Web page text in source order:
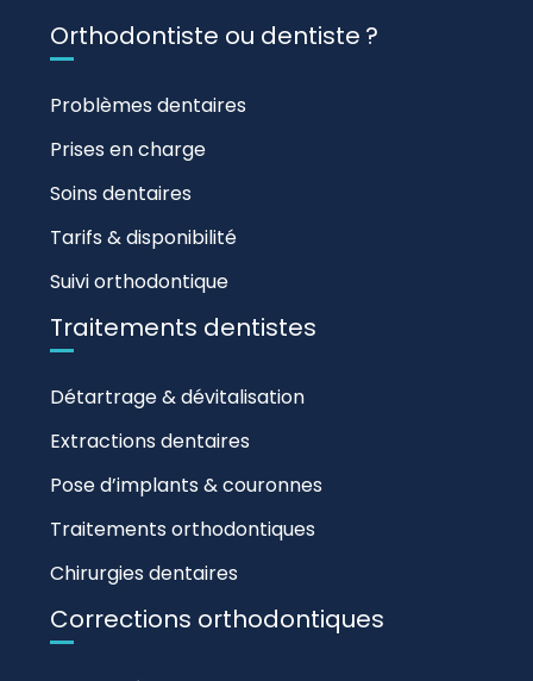
Orthodontiste ou dentiste ?
Problèmes dentaires
Prises en charge
Soins dentaires
Tarifs & disponibilité
Suivi orthodontique
Traitements dentistes
Détartrage & dévitalisation
Extractions dentaires
Pose d’implants & couronnes
Traitements orthodontiques
Chirurgies dentaires
Corrections orthodontiques